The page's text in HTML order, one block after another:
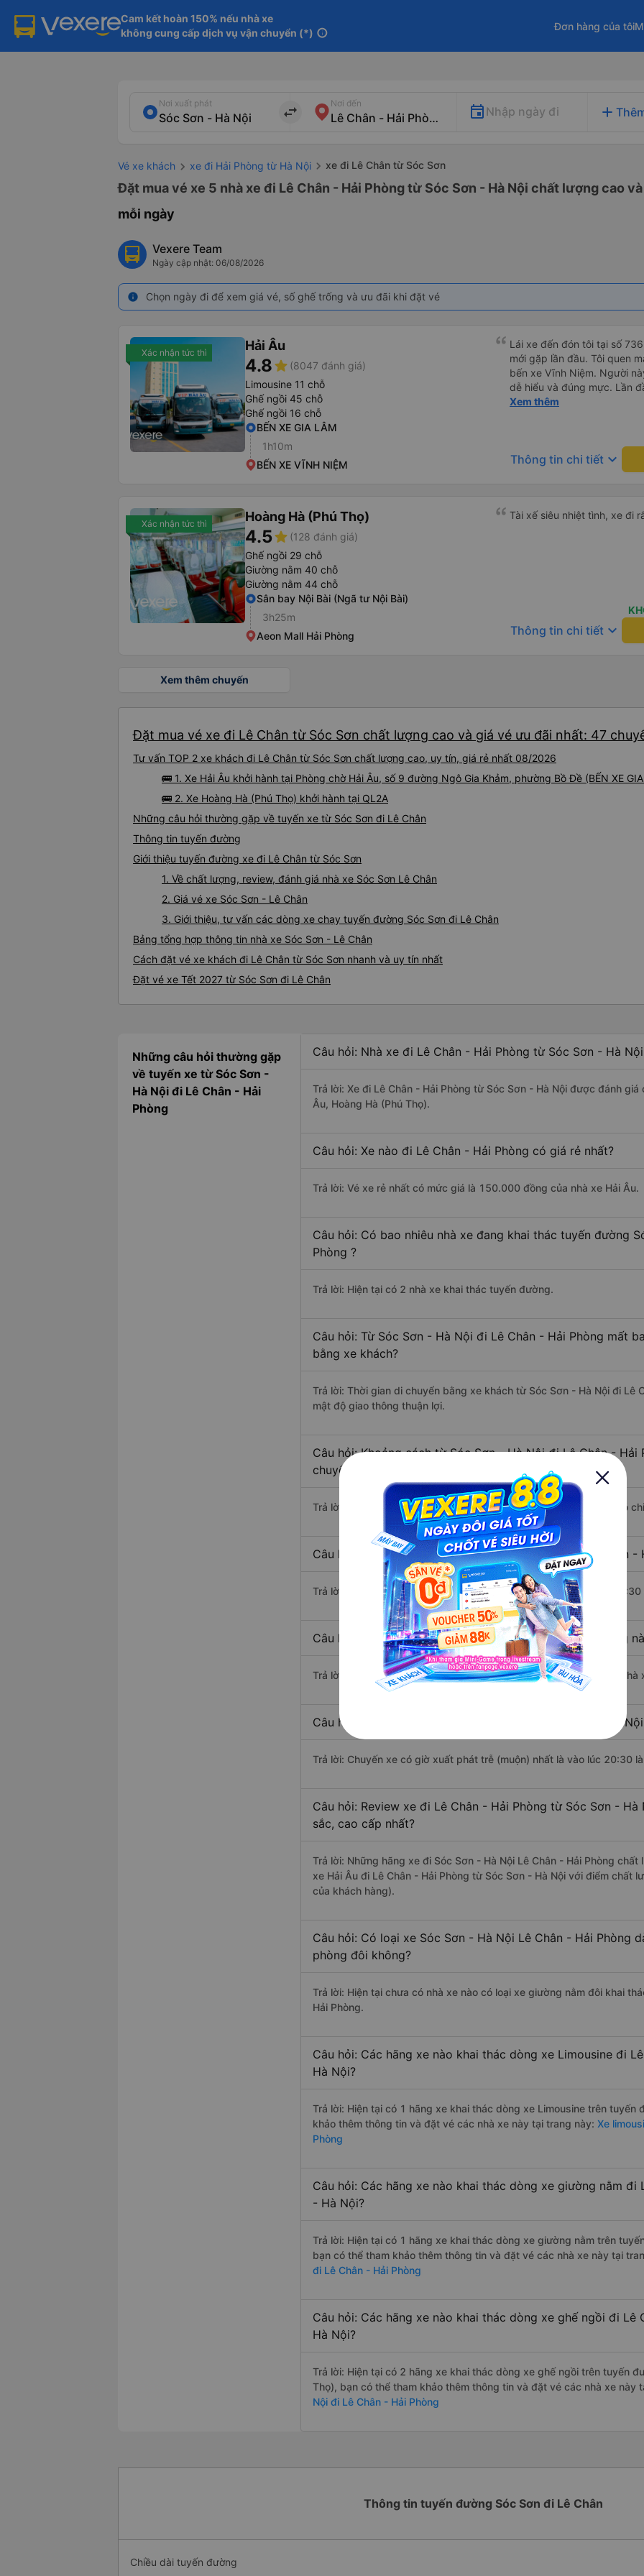
Cam kết hoàn 150% nếu nhà xe
không cung cấp dịch vụ vận chuyển (*) info
Đơn hàng của tôi
Nơi xuất phát
import_export
Nơi đến
Nhập ngày đi add
Vé xe khách xe đi Hải Phòng từ Hà Nội xe đi Lê Chân từ Sóc Sơn
Đặt mua vé xe 5 nhà xe đi Lê Chân - Hải Phòng từ Sóc Sơn - Hà Nội chất lượng cao
mỗi ngày
Vexere Team
Ngày cập nhật: 06/08/2026
info Chọn ngày đi để xem giá vé, số ghế trống và ưu đãi khi đặt vé
Xác nhận tức thì Hải Âu
4.8star (8047 đánh giá)
Limousine 11 chỗ
Ghế ngồi 45 chỗ
Ghế ngồi 16 chỗ
BẾN XE GIA LÂM
1h10m
BẾN XE VĨNH NIỆM
Lái xe đến đón tôi tại số
mới gặp lần đầu. Tôi quen
bến xe Vĩnh Niệm. Người
dễ hiểu và đúng mực. Lần
thẳng vào cửa đón tôi,
này. Lái xe này còn tận
khoá xe mà tôi để quên
Tôi thực sự rất ấn tượng
0963567429)
Xem thêm
Thông tin chi tiết keyboard_arrow_down
Xác nhận tức thì Hoàng Hà (Phú Thọ)
4.5star (128 đánh giá)
Ghế ngồi 29 chỗ
Giường nằm 40 chỗ
Giường nằm 44 chỗ
Sân bay Nội Bài (Ngã tư Nội Bài)
3h25m
Aeon Mall Hải Phòng
Tài xế siêu nhiệt tình, xe đi
Thông tin chi tiết keyboard_arrow_down
Xem thêm chuyến
Đặt mua vé xe đi Lê Chân từ Sóc Sơn chất lượng cao và giá vé ưu đãi nhất: 47
Tư vấn TOP 2 xe khách đi Lê Chân từ Sóc Sơn chất lượng cao, uy tín, giá rẻ nhất 08/2026
🚌 1. Xe Hải Âu khởi hành tại Phòng chờ Hải Âu, số 9 đường Ngô Gia Khảm, phường Bồ Đề (BẾN XE
🚌 2. Xe Hoàng Hà (Phú Thọ) khởi hành tại QL2A
Những câu hỏi thường gặp về tuyến xe từ Sóc Sơn đi Lê Chân
Thông tin tuyến đường
Giới thiệu tuyến đường xe đi Lê Chân từ Sóc Sơn
1. Về chất lượng, review, đánh giá nhà xe Sóc Sơn Lê Chân
2. Giá vé xe Sóc Sơn - Lê Chân
3. Giới thiệu, tư vấn các dòng xe chạy tuyến đường Sóc Sơn đi Lê Chân
Bảng tổng hợp thông tin nhà xe Sóc Sơn - Lê Chân
Cách đặt vé xe khách đi Lê Chân từ Sóc Sơn nhanh và uy tín nhất
Đặt vé xe Tết 2027 từ Sóc Sơn đi Lê Chân
Những câu hỏi thường gặp
về tuyến xe từ Sóc Sơn -
Hà Nội đi Lê Chân - Hải
Phòng
Câu hỏi: Nhà xe đi Lê Chân - Hải Phòng từ Sóc Sơn - Hà
Trả lời: Xe đi Lê Chân - Hải Phòng từ Sóc Sơn - Hà Nội được đánh
Âu, Hoàng Hà (Phú Thọ).
Câu hỏi: Xe nào đi Lê Chân - Hải Phòng có giá rẻ nhất?
Trả lời: Vé xe rẻ nhất có mức giá là 150.000 đồng của nhà xe Hải Âu.
Câu hỏi: Có bao nhiêu nhà xe đang khai thác tuyến đường
Phòng ?
Trả lời: Hiện tại có 2 nhà xe khai thác tuyến đường.
Câu hỏi: Từ Sóc Sơn - Hà Nội đi Lê Chân - Hải Phòng mất
bằng xe khách?
Trả lời: Thời gian di chuyển bằng xe khách từ Sóc Sơn - Hà Nội đi Lê
mật độ giao thông thuận lợi.
Câu hỏi: Khoảng cách từ Sóc Sơn - Hà Nội đi Lê Chân - Hải
chuyển bằng xe khách?
Trả lời: Đoạn đường đi Lê Chân - Hải Phòng từ Sóc Sơn - Hà Nội có
Câu hỏi: Mỗi ngày có bao nhiêu chuyến xe khách Sóc Sơn
Trả lời: Trung bình mỗi ngày có khoảng 47 chuyến xe bắt đầu từ
Câu hỏi: Nhà xe đi Sóc Sơn - Hà Nội Lê Chân - Hải Phòng
Trả lời: Chuyến xe có giờ xuất phát sớm nhất vào lúc 5:30 là của nhà
Câu hỏi: Nhà xe đi Lê Chân - Hải Phòng từ Sóc Sơn - Hà
Trả lời: Chuyến xe có giờ xuất phát trễ (muộn) nhất là vào lúc 20:30
Câu hỏi: Review xe đi Lê Chân - Hải Phòng từ Sóc Sơn -
sắc, cao cấp nhất?
Trả lời: Những hãng xe đi Sóc Sơn - Hà Nội Lê Chân - Hải Phòng
xe Hải Âu đi Lê Chân - Hải Phòng từ Sóc Sơn - Hà Nội với điểm chất
của khách hàng).
Câu hỏi: Có loại xe Sóc Sơn - Hà Nội Lê Chân - Hải Phòng
phòng đôi không?
Trả lời: Hiện tại chưa có nhà xe nào có loại xe giường nằm đôi khai
Hải Phòng.
Câu hỏi: Các hãng xe nào khai thác dòng xe Limousine đi
Hà Nội?
Trả lời: Hiện tại có 1 hãng xe khai thác dòng xe Limousine trên tuyến
khảo thêm thông tin và đặt vé các nhà xe này tại trang này: Xe
Phòng
Câu hỏi: Các hãng xe nào khai thác dòng xe giường nằm đi
- Hà Nội?
Trả lời: Hiện tại có 1 hãng xe khai thác dòng xe giường nằm trên
bạn có thể tham khảo thêm thông tin và đặt vé các nhà xe này tại
đi Lê Chân - Hải Phòng
Câu hỏi: Các hãng xe nào khai thác dòng xe ghế ngồi đi Lê
Hà Nội?
Trả lời: Hiện tại có 2 hãng xe khai thác dòng xe ghế ngồi trên tuyến
Thọ), bạn có thể tham khảo thêm thông tin và đặt vé các nhà xe này
Nội đi Lê Chân - Hải Phòng
Thông tin tuyến đường Sóc Sơn đi Lê Chân
Chiều dài tuyến đường